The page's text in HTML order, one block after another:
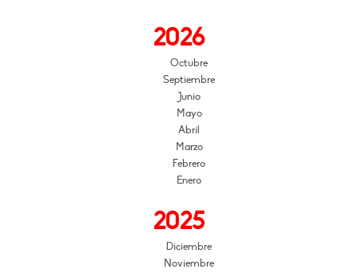
2026
Octubre
Septiembre
Junio
Mayo
Abril
Marzo
Febrero
Enero
2025
Diciembre
Noviembre